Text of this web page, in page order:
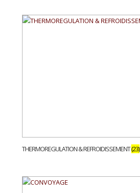
THERMOREGULATION & REFROIDISSEMENT(23)